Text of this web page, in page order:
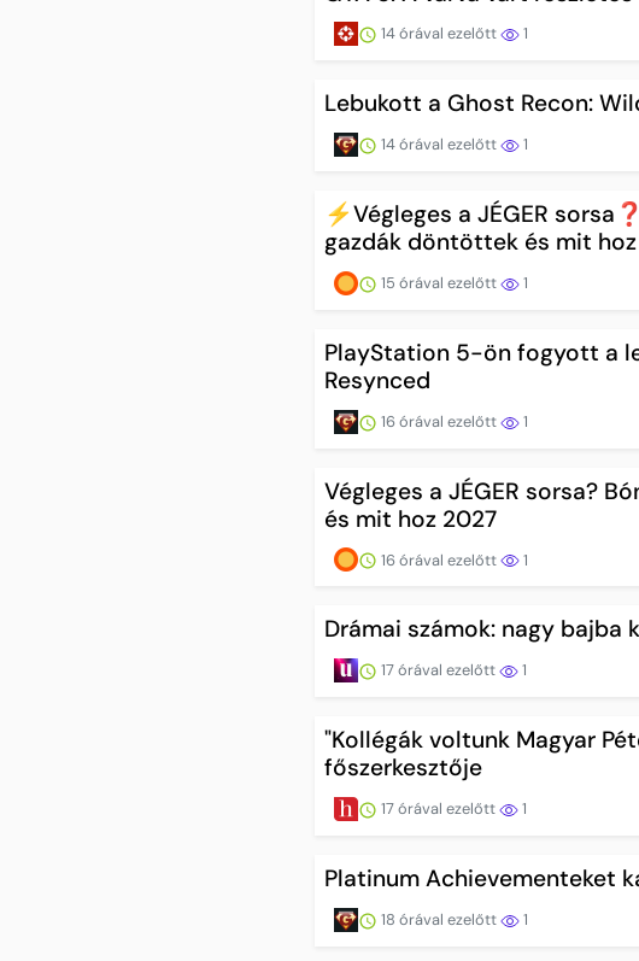
14 órával ezelőtt 1
Lebukott a Ghost Recon:
14 órával ezelőtt 1
⚡️Végleges a JÉGER
gazdák döntöttek és mit
15 órával ezelőtt 1
PlayStation 5-ön fogyott a
Resynced
16 órával ezelőtt 1
Végleges a JÉGER sorsa?
és mit hoz 2027
16 órával ezelőtt 1
Drámai számok: nagy bajba
17 órával ezelőtt 1
"Kollégák voltunk Magyar
főszerkesztője
17 órával ezelőtt 1
Platinum Achievementeket
18 órával ezelőtt 1